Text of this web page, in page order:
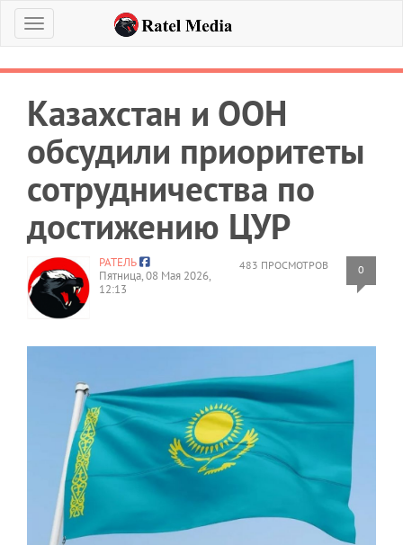
Меню
Казахстан и ООН
обсудили приоритеты
сотрудничества по
достижению ЦУР
483 ПРОСМОТРОВ 0
РАТЕЛЬ
Пятница, 08 Мая 2026,
12:13